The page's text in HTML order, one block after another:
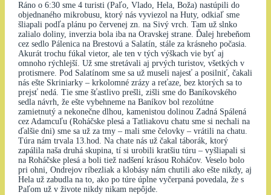
Ráno o 6:30 sme 4 turisti (Paľo, Vlado, Hela, Boža) nastúpili do
objednaného mikrobusu, ktorý nás vyviezol na Huty, odkiaľ sme
šliapali podľa plánu po červenej zn. na Sivý vrch. Tam už slnko
zalialo doliny, inverzia bola iba na Oravskej strane. Ďalej hrebeňom
cez sedlo Pálenica na Brestovú a Salatín, stále za krásneho počasia.
Akurát trochu fúkal vietor, ale ten v tých výškach vie byť aj
omnoho rýchlejší. Už sme stretávali aj prvých turistov, všetkých v
protismere. Pod Salatínom sme sa už museli najesť a posilniť, čakali
nás ešte Skriniarky – krkolomné zrázy a reťaze, bez ktorých sa to
prejsť nedá. Tie sme šťastlivo prešli, zišli sme do Baníkovského
sedla návrh, že ešte vybehneme na Baníkov bol rezolútne
zamietnutý a nekonečne dlhou, kamenistou dolinou Zadná Spálená
cez Adamcuľu (Roháčske plesá a Tatliakovu chatu sme si nechali na
ďalšie dni) sme sa už za tmy – mali sme čelovky – vrátili na chatu.
Túra nám trvala 13.hod. Na chate nás už čakal táborák, ktorý
zapálila naša druhá skupina, tí si urobili kratšiu túru – vyšliapali si
na Roháčske plesá a boli tiež nadšení krásou Roháčov. Veselo bolo
pri ohni, Ondrejov ríbezliak a klobásy nám chutili ako ešte nikdy, aj
Hela už zabudla na to, ako po túre úplne vyčerpaná povedala, že s
Paľom už v živote nikdy nikam nepôjde.